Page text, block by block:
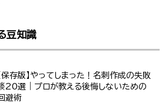
豆知識
保存版】やってしまった！名刺作成の失敗
20選｜プロが教える後悔しないための
回避術